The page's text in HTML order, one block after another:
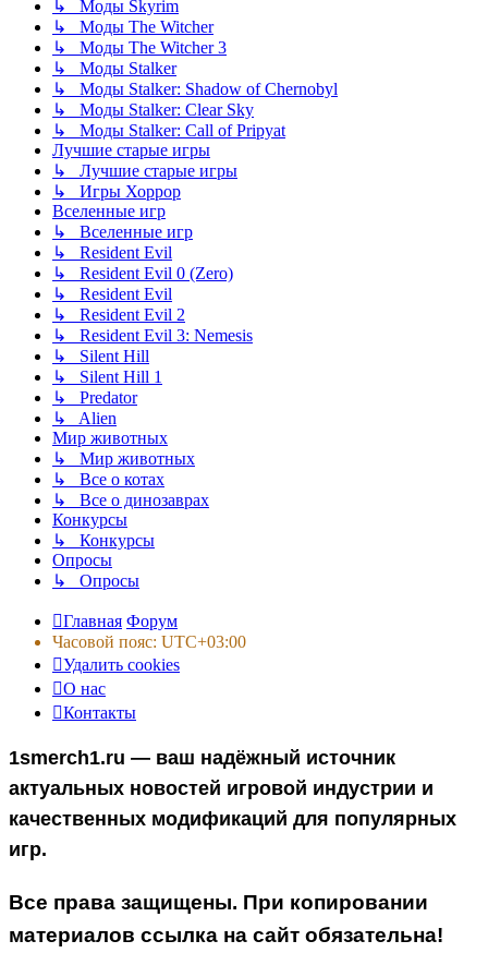
↳ Моды Skyrim
↳ Моды The Witcher
↳ Моды The Witcher 3
↳ Моды Stalker
↳ Моды Stalker: Shadow of Chernobyl
↳ Моды Stalker: Clear Sky
↳ Моды Stalker: Call of Pripyat
Лучшие старые игры
↳ Лучшие старые игры
↳ Игры Хоррор
Вселенные игр
↳ Вселенные игр
↳ Resident Evil
↳ Resident Evil 0 (Zero)
↳ Resident Evil
↳ Resident Evil 2
↳ Resident Evil 3: Nemesis
↳ Silent Hill
↳ Silent Hill 1
↳ Predator
↳ Alien
Мир животных
↳ Мир животных
↳ Все о котах
↳ Все о динозаврах
Конкурсы
↳ Конкурсы
Опросы
↳ Опросы
Главная Форум
Часовой пояс: UTC+03:00
Удалить cookies
О нас
Контакты
1smerch1.ru — ваш надёжный источник
актуальных новостей игровой индустрии и
качественных модификаций для популярных
игр.
Все права защищены. При копировании
материалов ссылка на сайт обязательна!